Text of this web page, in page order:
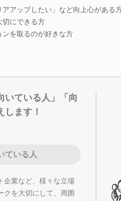
アアップしたい」など向上心がある
切にできる方
ンを取るのが好きな方
いている人」「向
します！
ている人
企業など、様々な立場
クを大切にして、周囲